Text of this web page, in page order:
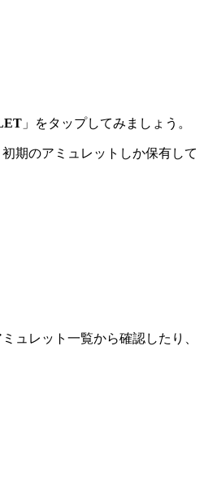
」をタップしてみましょう。
期のアミュレットしか保有して
ュレット一覧から確認したり、